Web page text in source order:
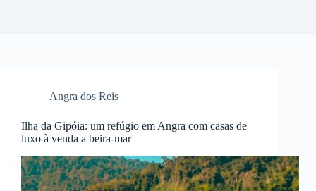
Angra dos Reis
Ilha da Gipóia: um refúgio em Angra com casas de
luxo à venda a beira-mar